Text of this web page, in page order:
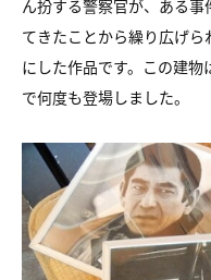
ん扮する警察官が、ある
てきたことから繰り広げ
にした作品です。この建
で何度も登場しました。